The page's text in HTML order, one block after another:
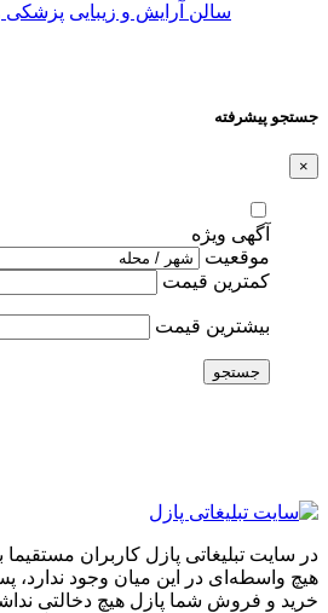
سالن آرایش و زیبایی پزشکی
جستجو پیشرفته
×
آگهی ویژه
موقعیت
کمترین قیمت
بیشترین قیمت
جستجو
در سایت تبلیغاتی پازل کاربران
هیچ واسطه‌ای در این میان وجود ندارد،
خرید و فروشِ شما پازل هیچ دخالتی